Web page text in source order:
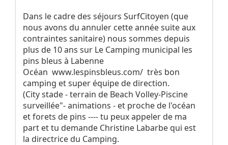
Dans le cadre des séjours SurfCitoyen (que
nous avons du annuler cette année suite aux
contraintes sanitaire) nous sommes depuis
plus de 10 ans sur Le Camping municipal les
pins bleus à Labenne
Océan www.lespinsbleus.com/ très bon
camping et super équipe de direction.
(City stade - terrain de Beach Volley-Piscine
surveillée"- animations - et proche de l'océan
et forets de pins ---- tu peux appeler de ma
part et tu demande Christine Labarbe qui est
la directrice du Camping.